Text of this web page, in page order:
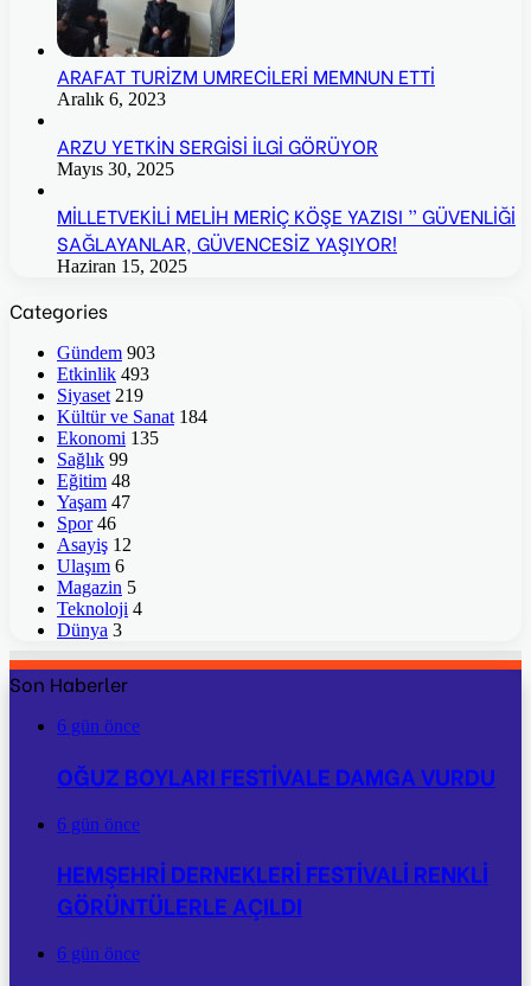
ARAFAT TURİZM UMRECİLERİ MEMNUN ETTİ
Aralık 6, 2023
ARZU YETKİN SERGİSİ İLGİ GÖRÜYOR
Mayıs 30, 2025
MİLLETVEKİLİ MELİH MERİÇ KÖŞE YAZISI ” GÜVENLİĞİ
SAĞLAYANLAR, GÜVENCESİZ YAŞIYOR!
Haziran 15, 2025
Categories
Gündem 903
Etkinlik 493
Siyaset 219
Kültür ve Sanat 184
Ekonomi 135
Sağlık 99
Eğitim 48
Yaşam 47
Spor 46
Asayiş 12
Ulaşım 6
Magazin 5
Teknoloji 4
Dünya 3
Son Haberler
6 gün önce
OĞUZ BOYLARI FESTİVALE DAMGA VURDU
6 gün önce
HEMŞEHRİ DERNEKLERİ FESTİVALİ RENKLİ
GÖRÜNTÜLERLE AÇILDI
6 gün önce